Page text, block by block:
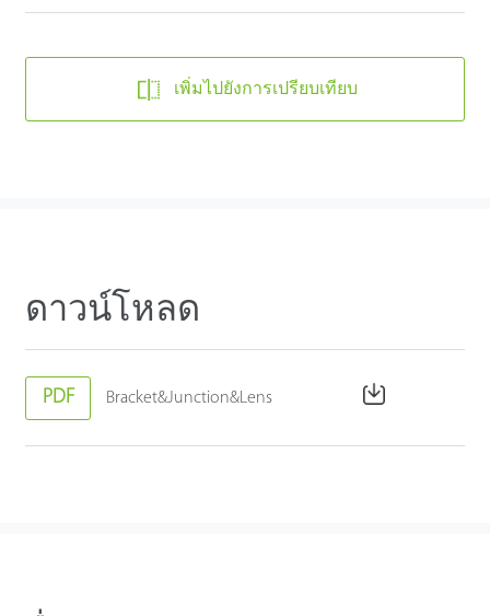
เพิ่มไปยังการเปรียบเทียบ
ดาวน์โหลด
PDF Bracket&Junction&Lens